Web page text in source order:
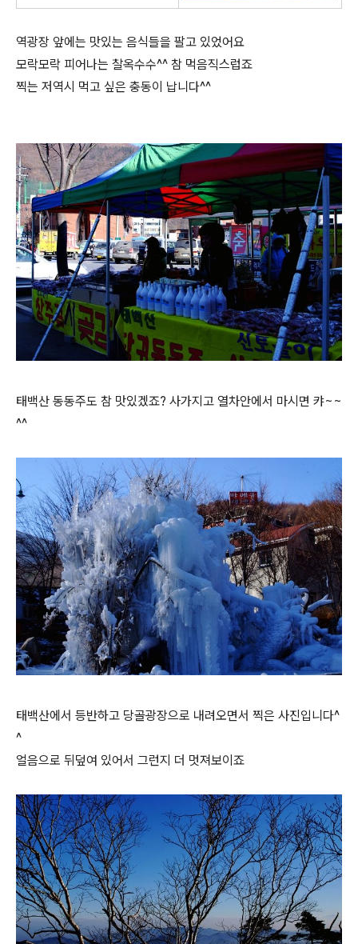
역광장 앞에는 맛있는 음식들을 팔고 있었어요
모락모락 피어나는 찰옥수수^^ 참 먹음직스럽죠
찍는 저역시 먹고 싶은 충동이 납니다^^
태백산 동동주도 참 맛있겠죠? 사가지고 열차안에서 마시면 캬~~
^^
태백산에서 등반하고 당골광장으로 내려오면서 찍은 사진입니다^
^
얼음으로 뒤덮여 있어서 그런지 더 멋져보이죠